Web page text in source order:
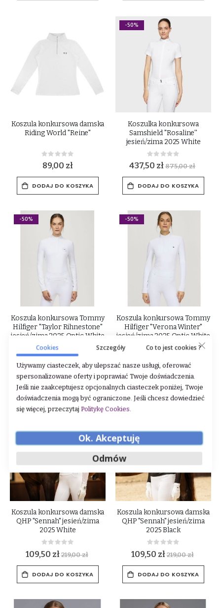
Koszula konkursowa damska
Riding World "Reine"
Rating:
0%
89,00 zł
DODAJ DO KOSZYKA
-50%
Koszulka konkursowa
Samshield ''Rosaline''
jesień/zima 2025 White
Rating:
0%
437,50 zł875,00 zł
DODAJ DO KOSZYKA
-50%
Koszula konkursowa Tommy
Hilfiger "Taylor Rihnestone"
jesień/zima 2025 Optic White
Rating:
0%
219,50 zł
DODAJ DO KOSZYKA
-50%
Koszula konkursowa Tommy
Hilfiger "Verona Winter"
jesień/zima 2025 Optic White
Rating:
475,00 zł
DODAJ DO KOSZYKA
-50%
Koszula konkursowa damska
QHP "Sennah" jesień/zima
2025 White
Rating:
0%
109,50 zł219,00 zł
DODAJ DO KOSZYKA
Koszula konkursowa damska
QHP "Sennah" jesień/zima
2025 Black
Rating:
0%
109,50 zł219,00 zł
DODAJ DO KOSZYKA
Cookies Szczegóły Co to jest cookies ?
Używamy ciasteczek, aby ulepszać nasze usługi, oferować
spersonalizowane oferty i poprawiać Twoje doświadczenia.
Jeśli nie zaakceptujesz opcjonalnych ciasteczek poniżej, Twoje
doświadczenia mogą być ograniczone. Jeśli chcesz dowiedzieć
się więcej, przeczytaj Politykę Cookies.
Ok. Akceptuję
Odmów